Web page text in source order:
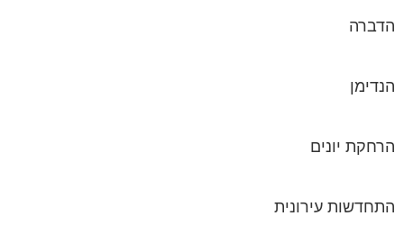
הדברה
הנדימן
הרחקת יונים
התחדשות עירונית